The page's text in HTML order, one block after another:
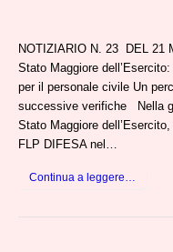
NOTIZIARIO N. 23 DEL 21
Stato Maggiore
per il personale civile Un
successive verifiche Nella
Stato Maggiore
FLP DIFESA nel…
Continua a leggere…